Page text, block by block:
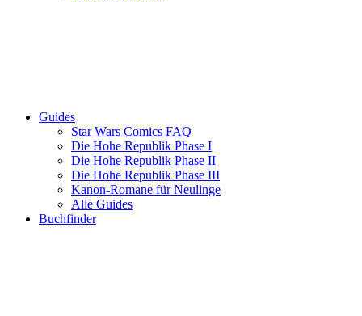
Guides
Star Wars Comics FAQ
Die Hohe Republik Phase I
Die Hohe Republik Phase II
Die Hohe Republik Phase III
Kanon-Romane für Neulinge
Alle Guides
Buchfinder